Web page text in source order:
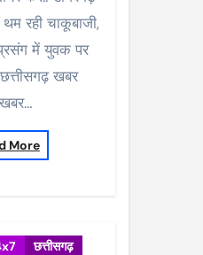
रही चाकूबाजी,
में युवक पर
खबर
More
छत्तीसगढ़